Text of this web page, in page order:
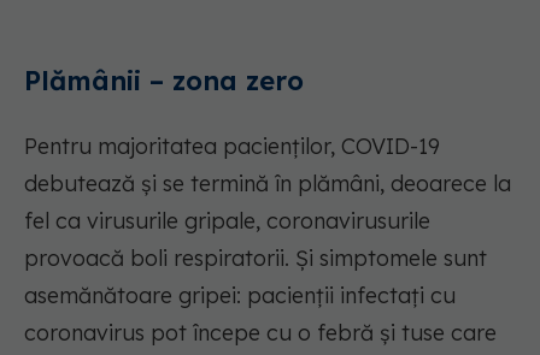
Plămânii – zona zero
Pentru majoritatea pacienților, COVID-19
debutează și se termină în plămâni, deoarece la
fel ca virusurile gripale, coronavirusurile
provoacă boli respiratorii. Și simptomele sunt
asemănătoare gripei: pacienții infectați cu
coronavirus pot începe cu o febră și tuse care